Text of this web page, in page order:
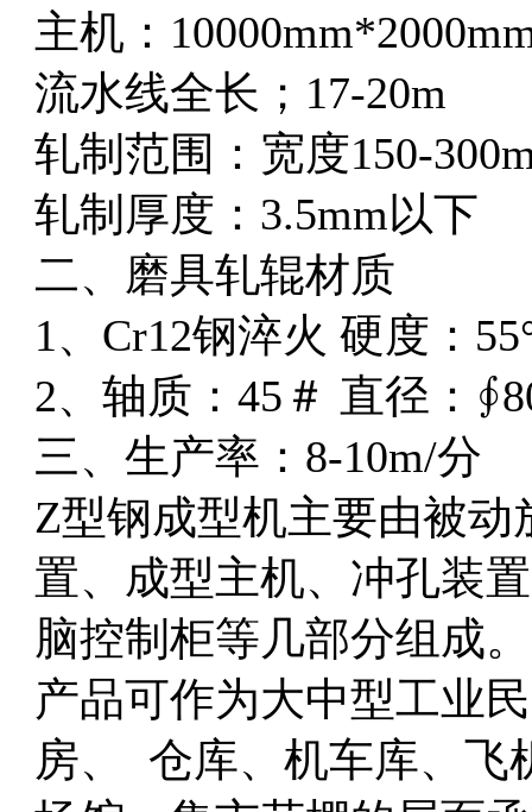
主机：
流水线全长；17-20m
轧制范围：宽度150-
轧制厚度：3.5mm以下
二、磨具轧辊材质
1、Cr12钢淬火 硬度：
2、轴质：45＃ 直径：
三、生产率：8-10m/分
Z型钢成型机主要由被
置、成型主机、冲孔装
脑控制柜等几部分组成。
产品可作为大中型工业
房、 仓库、机车库、飞